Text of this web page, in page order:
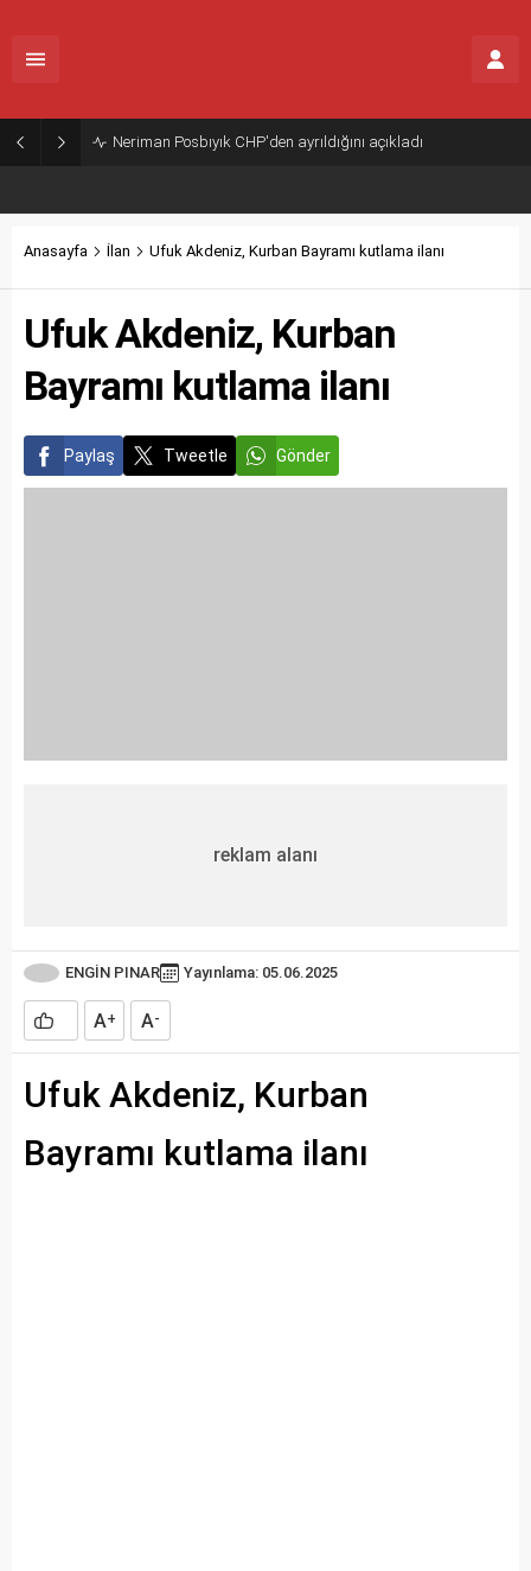
Neriman Posbıyık CHP'den ayrıldığını açıkladı
Anasayfa İlan Ufuk Akdeniz, Kurban Bayramı kutlama ilanı
Ufuk Akdeniz, Kurban
Bayramı kutlama ilanı
Paylaş Tweetle Gönder
reklam alanı
ENGİN PINAR Yayınlama: 05.06.2025
A+ A-
Ufuk Akdeniz, Kurban
Bayramı kutlama ilanı